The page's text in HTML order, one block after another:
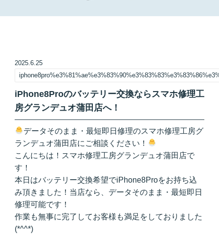
2025.6.25
iPhone8Proのバッテリー交換ならスマホ修理工
房グランデュオ蒲田店へ！
データそのまま・最短即日修理のスマホ修理工房グ
ランデュオ蒲田店にご相談ください！
こんにちは！スマホ修理工房グランデュオ蒲田店で
す！
本日はバッテリー交換希望でiPhone8Proをお持ち込
み頂きました！当店なら、データそのまま・最短即日
修理可能です！
作業も無事に完了してお客様も満足をしておりました
(*^^*)